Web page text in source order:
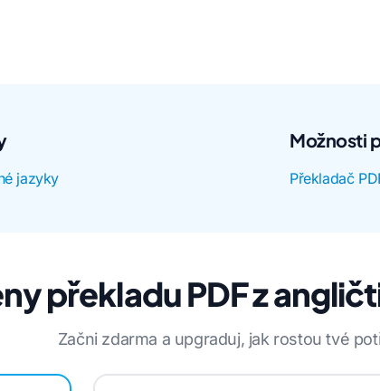
jazyky
Možnosti
Překladač
překladu PDF z
Začni zdarma a upgraduj, jak rostou tvé